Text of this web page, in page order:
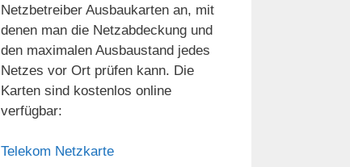
Netzbetreiber Ausbaukarten an, mit
denen man die Netzabdeckung und
den maximalen Ausbaustand jedes
Netzes vor Ort prüfen kann. Die
Karten sind kostenlos online
verfügbar:
Telekom Netzkarte